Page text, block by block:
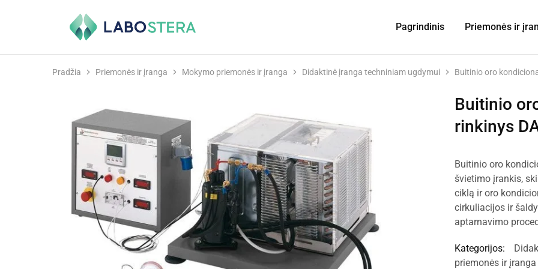
Labostera
Laboratorinė
Pagrindinis Priemonės ir
Pradžia Priemonės ir įranga Mokymo priemonės ir įranga Didaktinė įranga techniniam ugdymui Buitinio oro
Buitinio
rinkinys
Buitinio oro
švietimo įrankis,
ciklą ir oro
cirkuliacijos ir
aptarnavimo
Kategorijos:
priemonės ir įranga